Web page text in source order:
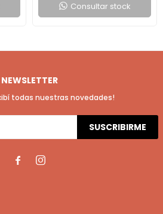
Consultar stock
NEWSLETTER
todas nuestras novedades!
SUSCRIBIRME
 